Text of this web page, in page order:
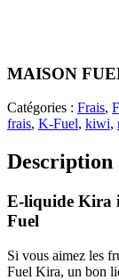
MAISON
Catégories : Frais,
frais, K-Fuel, kiwi,
Description
E-liquide Kira
Fuel
Si vous aimez les
Fuel Kira, un bon